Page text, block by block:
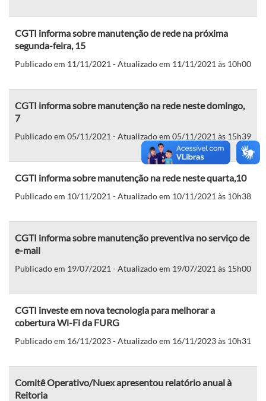
CGTI informa sobre manutenção de rede na próxima
segunda-feira, 15
Publicado em 11/11/2021 - Atualizado em 11/11/2021 às 10h00
CGTI informa sobre manutenção na rede neste domingo,
7
Publicado em 05/11/2021 - Atualizado em 05/11/2021 às 15h39
CGTI informa sobre manutenção na rede neste quarta,10
Publicado em 10/11/2021 - Atualizado em 10/11/2021 às 10h38
CGTI informa sobre manutenção preventiva no serviço de
e-mail
Publicado em 19/07/2021 - Atualizado em 19/07/2021 às 15h00
CGTI investe em nova tecnologia para melhorar a
cobertura Wi-Fi da FURG
Publicado em 16/11/2023 - Atualizado em 16/11/2023 às 10h31
Comitê Operativo/Nuex apresentou relatório anual à
Reitoria